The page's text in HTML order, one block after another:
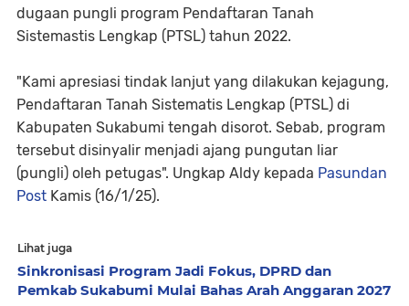
dugaan pungli program Pendaftaran Tanah
Sistemastis Lengkap (PTSL) tahun 2022.
"Kami apresiasi tindak lanjut yang dilakukan kejagung,
Pendaftaran Tanah Sistematis Lengkap (PTSL) di
Kabupaten Sukabumi tengah disorot. Sebab, program
tersebut disinyalir menjadi ajang pungutan liar
(pungli) oleh petugas". Ungkap Aldy kepada Pasundan
Post Kamis (16/1/25).
Lihat juga
Sinkronisasi Program Jadi Fokus, DPRD dan
Pemkab Sukabumi Mulai Bahas Arah Anggaran 2027